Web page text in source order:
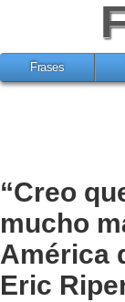
Frases
“Creo
mucho
América
Eric